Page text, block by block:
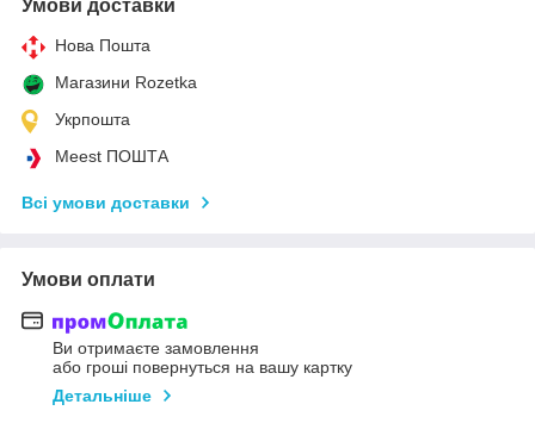
Умови доставки
Нова Пошта
Магазини Rozetka
Укрпошта
Meest ПОШТА
Всі умови доставки
Умови оплати
Ви отримаєте замовлення
або гроші повернуться на вашу картку
Детальніше